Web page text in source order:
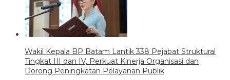
Wakil Kepala BP Batam Lantik 338 Pejabat Struktural
Tingkat III dan IV, Perkuat Kinerja Organisasi dan
Dorong Peningkatan Pelayanan Publik